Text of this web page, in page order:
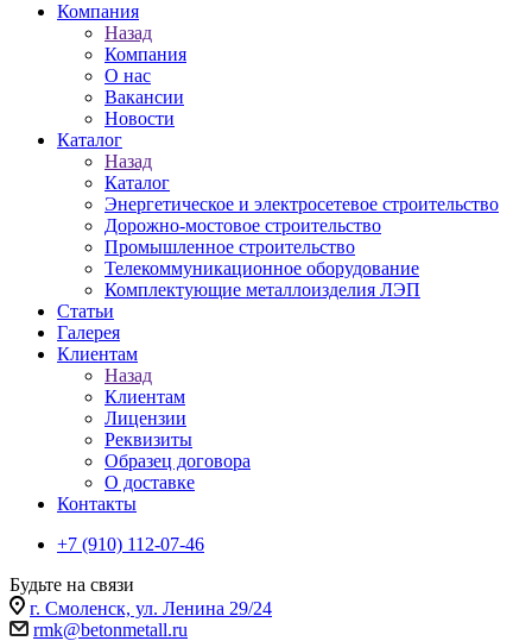
Компания
Назад
Компания
О нас
Вакансии
Новости
Каталог
Назад
Каталог
Энергетическое и электросетевое строительство
Дорожно-мостовое строительство
Промышленное строительство
Телекоммуникационное оборудование
Комплектующие металлоизделия ЛЭП
Статьи
Галерея
Клиентам
Назад
Клиентам
Лицензии
Реквизиты
Образец договора
О доставке
Контакты
+7 (910) 112-07-46
Будьте на связи
г. Смоленск, ул. Ленина 29/24
rmk@betonmetall.ru